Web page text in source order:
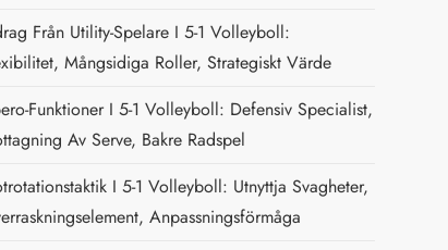
Från Utility-Spelare I 5-1 Volleyboll:
Mångsidiga Roller, Strategiskt Värde
Funktioner I 5-1 Volleyboll: Defensiv Specialist,
Av Serve, Bakre Radspel
I 5-1 Volleyboll: Utnyttja Svagheter,
Anpassningsförmåga